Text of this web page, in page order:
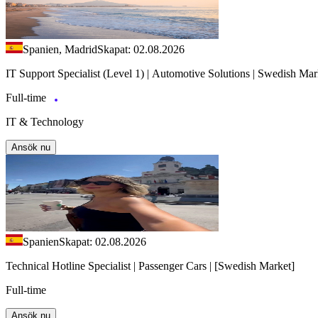
Spanien, MadridSkapat: 02.08.2026
IT Support Specialist (Level 1) | Automotive Solutions | Swedish
Full-time
IT & Technology
Ansök nu
SpanienSkapat: 02.08.2026
Technical Hotline Specialist | Passenger Cars | [Swedish Market]
Full-time
Ansök nu